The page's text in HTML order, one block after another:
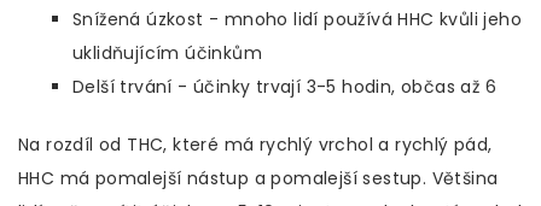
Snížená úzkost - mnoho lidí používá HHC kvůli jeho
uklidňujícím účinkům
Delší trvání - účinky trvají 3-5 hodin, občas až 6
Na rozdíl od THC, které má rychlý vrchol a rychlý pád,
HHC má pomalejší nástup a pomalejší sestup. Většina